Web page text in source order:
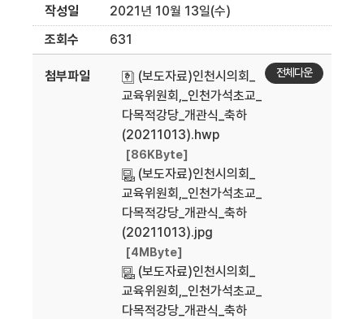
작성일
2021년 10월 13일(수)
조회수
631
첨부파일
(보도자료)인천시의회_
교육위원회,_인천가석초교_
다목적강당_개관식_축하
(20211013).hwp
[86KByte]
(보도자료)인천시의회_
교육위원회,_인천가석초교_
다목적강당_개관식_축하
(20211013).jpg
[4MByte]
(보도자료)인천시의회_
교육위원회,_인천가석초교_
다목적강당_개관식_축하
전체다운